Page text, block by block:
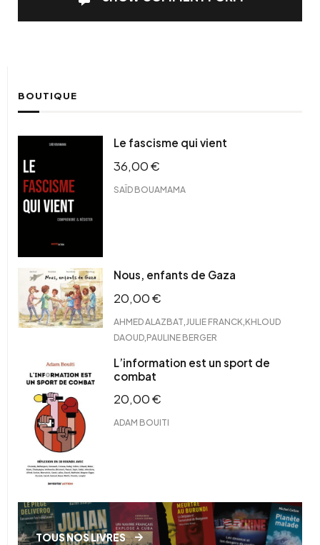
BOUTIQUE
Le fascisme qui vient
36,00€
SAÏD BOUAMAMA
Nous, enfants de Gaza
20,00€
AHMED ALAZBAT JULIE FRANCK KHLOUD
DAOUD PAULINE BERGER
L’information est un sport de
combat
20,00€
ADAM BOUITI
TOUS NOS LIVRES